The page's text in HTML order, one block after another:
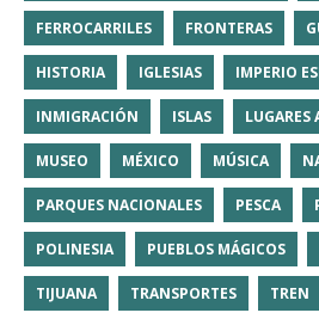
FERROCARRILES FRONTERAS
HISTORIA IGLESIAS IMPERIO
INMIGRACIÓN ISLAS LUGARES
MUSEO MÉXICO MÚSICA
PARQUES NACIONALES PESCA
POLINESIA PUEBLOS MÁGICOS
TIJUANA TRANSPORTES TREN